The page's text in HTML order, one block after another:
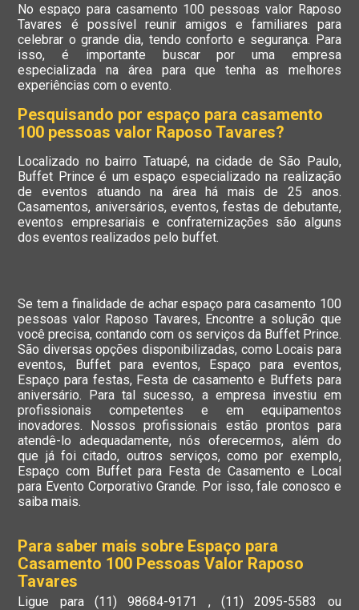
No espaço para casamento 100 pessoas valor Raposo
Tavares é possível reunir amigos e familiares para
celebrar o grande dia, tendo conforto e segurança. Para
isso, é importante buscar por uma empresa
especializada na área para que tenha as melhores
experiências com o evento.
Pesquisando por espaço para casamento
100 pessoas valor Raposo Tavares?
Localizado no bairro Tatuapé, na cidade de São Paulo,
Buffet Prince é um espaço especializado na realização
de eventos atuando na área há mais de 25 anos.
Casamentos, aniversários, eventos, festas de debutante,
eventos empresariais e confraternizações são alguns
dos eventos realizados pelo buffet.
Se tem a finalidade de achar espaço para casamento 100
pessoas valor Raposo Tavares, Encontre a solução que
você precisa, contando com os serviços da Buffet Prince.
São diversas opções disponibilizadas, como Locais para
eventos, Buffet para eventos, Espaço para eventos,
Espaço para festas, Festa de casamento e Buffets para
aniversário. Para tal sucesso, a empresa investiu em
profissionais competentes e em equipamentos
inovadores. Nossos profissionais estão prontos para
atendê-lo adequadamente, nós oferecermos, além do
que já foi citado, outros serviços, como por exemplo,
Espaço com Buffet para Festa de Casamento e Local
para Evento Corporativo Grande. Por isso, fale conosco e
saiba mais.
Para saber mais sobre Espaço para
Casamento 100 Pessoas Valor Raposo
Tavares
Ligue para(11) 98684-9171 , (11) 2095-5583 ou